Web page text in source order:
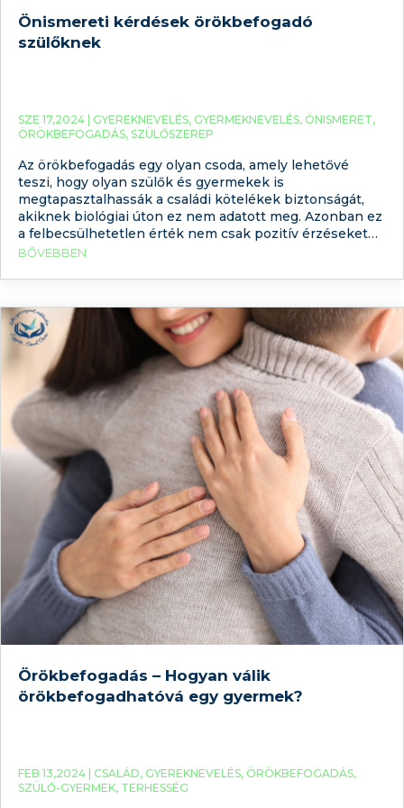
Önismereti kérdések örökbefogadó
szülőknek
SZE 17,2024 | GYEREKNEVELÉS, GYERMEKNEVELÉS, ÖNISMERET,
ÖRÖKBEFOGADÁS, SZÜLŐSZEREP
Az örökbefogadás egy olyan csoda, amely lehetővé
teszi, hogy olyan szülők és gyermekek is
megtapasztalhassák a családi kötelékek biztonságát,
akiknek biológiai úton ez nem adatott meg. Azonban ez
a felbecsülhetetlen érték nem csak pozitív érzéseket
és örömöket hordoz magában, hanem számos kétséget,
élet bármely területén jó szolgálatot
BŐVEBBEN
Örökbefogadás – Hogyan válik
örökbefogadhatóvá egy gyermek?
FEB 13,2024 | CSALÁD, GYEREKNEVELÉS, ÖRÖKBEFOGADÁS,
SZÜLŐ-GYERMEK, TERHESSÉG